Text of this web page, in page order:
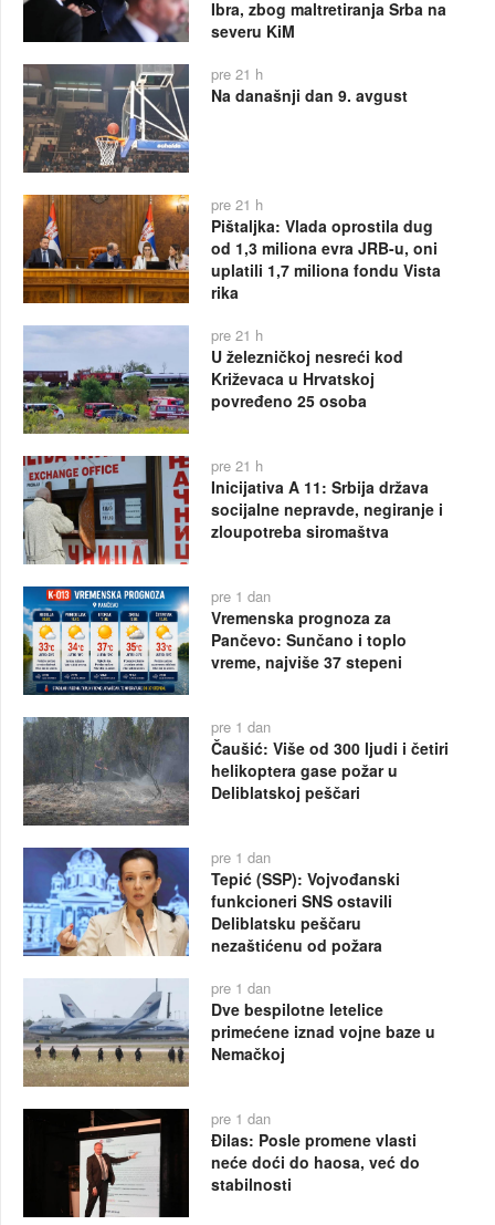
Ibra, zbog maltretiranja Srba na
severu KiM
pre 21 h
Na današnji dan 9. avgust
pre 21 h
Pištaljka: Vlada oprostila dug
od 1,3 miliona evra JRB-u, oni
uplatili 1,7 miliona fondu Vista
rika
pre 21 h
U železničkoj nesreći kod
Križevaca u Hrvatskoj
povređeno 25 osoba
pre 21 h
Inicijativa A 11: Srbija država
socijalne nepravde, negiranje i
zloupotreba siromaštva
pre 1 dan
Vremenska prognoza za
Pančevo: Sunčano i toplo
vreme, najviše 37 stepeni
pre 1 dan
Čaušić: Više od 300 ljudi i četiri
helikoptera gase požar u
Deliblatskoj peščari
pre 1 dan
Tepić (SSP): Vojvođanski
funkcioneri SNS ostavili
Deliblatsku peščaru
nezaštićenu od požara
pre 1 dan
Dve bespilotne letelice
primećene iznad vojne baze u
Nemačkoj
pre 1 dan
Đilas: Posle promene vlasti
neće doći do haosa, već do
stabilnosti